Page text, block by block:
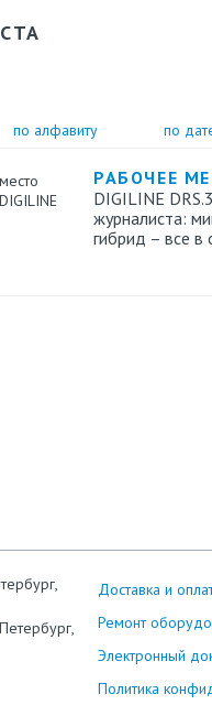
по алфавиту по
РАБОЧЕЕ
DIGILINE
журналиста:
гибрид – все в
Доставка и
Ремонт
Электронный
Политика